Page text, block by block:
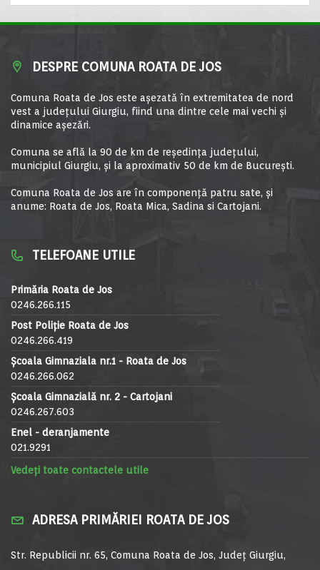
DESPRE COMUNA ROATA DE JOS
Comuna Roata de Jos este aşezată în extremitatea de nord
vest a judeţului Giurgiu, fiind una dintre cele mai vechi şi
dinamice aşezări.
Comuna se află la 90 de km de reşedinţa judeţului,
municipiul Giurgiu, şi la aproximativ 50 de km de Bucureşti.
Comuna Roata de Jos are în componență patru sate, și
anume: Roata de Jos, Roata Mica, Sadina si Cartojani.
TELEFOANE UTILE
Primăria Roata de Jos
0246.266.115
Post Poliție Roata de Jos
0246.266.419
Școala Gimnaziala nr.1 - Roata de Jos
0246.266.062
Școala Gimnazială nr. 2 - Cartojani
0246.267.603
Enel - deranjamente
021.9291
Vedeți toate contactele utile
ADRESA PRIMĂRIEI ROATA DE JOS
Str. Republicii nr. 65, Comuna Roata de Jos, Județ Giurgiu,